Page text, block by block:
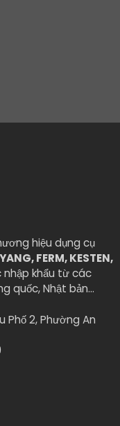
hiệu dụng cụ
FERM, KESTEN,
khẩu từ các
quốc, Nhật bản…
Phố 2, Phường An